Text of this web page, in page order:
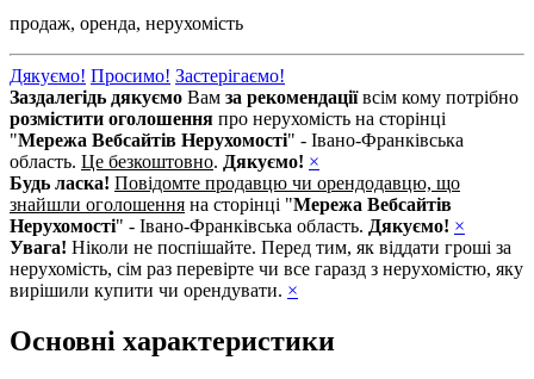
продаж, оренда, нерухомість
Дякуємо! Просимо! Застерігаємо!
Заздалегідь дякуємо Вам за рекомендаціївсім кому потрібно
розмістити оголошення про нерухомість на сторінці
"Мережа Вебсайтів Нерухомості" - Івано-Франківська
область. Це безкоштовно. Дякуємо! ×
Будь ласка! Повідомте продавцю чи орендодавцю, що
знайшли оголошення на сторінці "Мережа Вебсайтів
Нерухомості" - Івано-Франківська область. Дякуємо! ×
Увага! Ніколи не поспішайте. Перед тим, як віддати гроші за
нерухомість, сім раз перевірте чи все гаразд з нерухомістю, яку
вирішили купити чи орендувати. ×
Основні характеристики